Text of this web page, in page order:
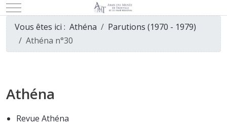
Mobile Menu Toggle
Vous êtes ici : Athéna
Parutions (1970 - 1979)
Athéna n°30
Athéna
Revue Athéna